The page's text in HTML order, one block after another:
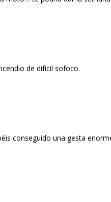
de difícil sofoco.
conseguido una gesta